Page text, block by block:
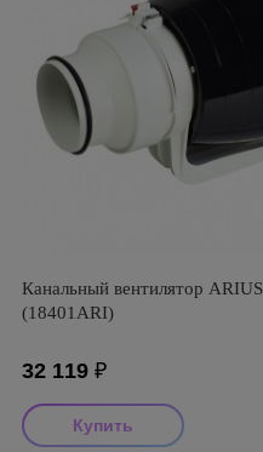
Канальный вентилятор
(18401ARI)
32 119 ₽